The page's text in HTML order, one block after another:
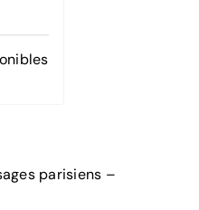
parisiens –